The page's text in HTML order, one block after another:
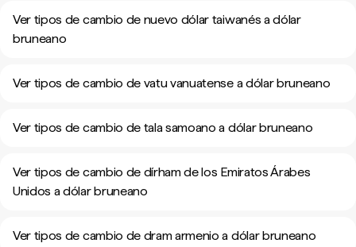
Ver tipos de cambio de nuevo dólar taiwanés a dólar
bruneano
Ver tipos de cambio de vatu vanuatense a dólar bruneano
Ver tipos de cambio de tala samoano a dólar bruneano
Ver tipos de cambio de dírham de los Emiratos Árabes
Unidos a dólar bruneano
Ver tipos de cambio de dram armenio a dólar bruneano